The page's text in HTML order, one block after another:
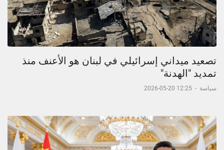
تصعيد ميداني إسرائيلي في لبنان هو الأعنف منذ
تمديد "الهدنة"
سياسة -
12:25 20-05-2026